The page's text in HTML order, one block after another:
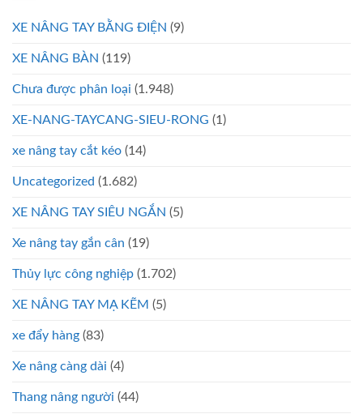
XE NÂNG TAY BẰNG ĐIỆN (9)
XE NÂNG BÀN (119)
Chưa được phân loại (1.948)
XE-NANG-TAYCANG-SIEU-RONG (1)
xe nâng tay cắt kéo (14)
Uncategorized (1.682)
XE NÂNG TAY SIÊU NGẮN (5)
Xe nâng tay gắn cân (19)
Thủy lực công nghiệp (1.702)
XE NÂNG TAY MẠ KẼM (5)
xe đẩy hàng (83)
Xe nâng càng dài (4)
Thang nâng người (44)